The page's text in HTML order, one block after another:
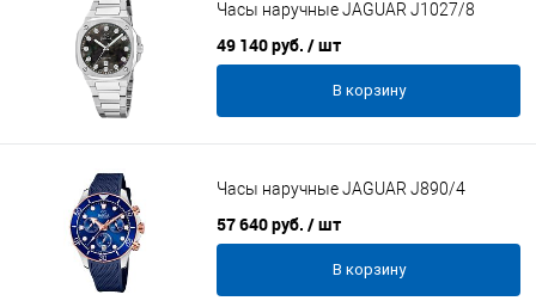
Часы наручные JAGUAR J1027/8
49 140 руб. / шт
В корзину
Часы наручные JAGUAR J890/4
57 640 руб. / шт
В корзину